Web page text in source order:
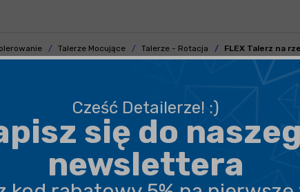
Talerze Mocujące Talerze - Rotacja FLEX Talerz na
BEZPIECZNA WYSYŁKA
DARMOWA DOSTAWA OD 199,90 ZŁ
Cześć Detailerze! :)
się do
newslettera